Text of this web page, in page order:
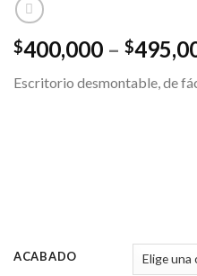
$400,000 – $
Escritorio desmontable, de
ACABADO